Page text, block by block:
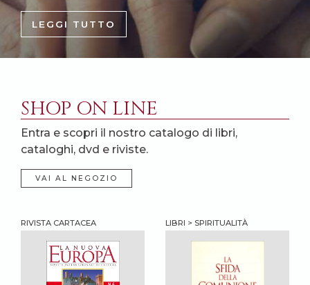
LEGGI TUTTO
SHOP ON LINE
Entra e scopri il nostro catalogo di libri,
cataloghi, dvd e riviste.
VAI AL NEGOZIO
RIVISTA CARTACEA LIBRI > SPIRITUALITÀ